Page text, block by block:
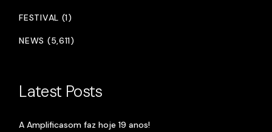
FESTIVAL (1)
NEWS (5,611)
Latest Posts
A Amplificasom faz hoje 19 anos!